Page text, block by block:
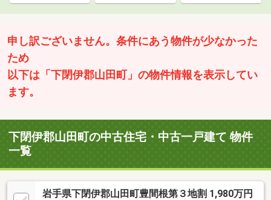
申し訳ございません。条件にあう物件が少なかった
ため
以下は「下閉伊郡山田町」の物件情報を表示してい
ます。
下閉伊郡山田町の中古住宅・中古一戸建て 物件
一覧
岩手県下閉伊郡山田町豊間根第３地割 1,980万円